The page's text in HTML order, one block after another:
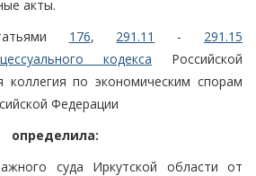
акты.
176, 291.11 - 291.15
кодекса Российской
коллегия по экономическим спорам
Федерации
определила:
суда Иркутской области от